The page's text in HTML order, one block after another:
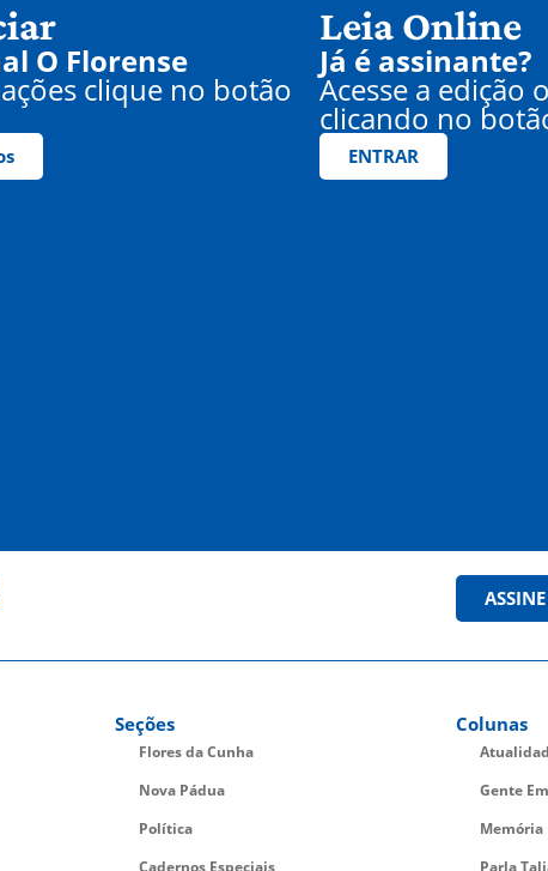
O Florense
clique no botão
Leia Online
Já é assinante?
Acesse a edição
clicando no
ENTRAR
ASSINE
Seções
Flores da Cunha
Nova Pádua
Política
Cadernos Especiais
Colunas
Gente
Memória
Parla